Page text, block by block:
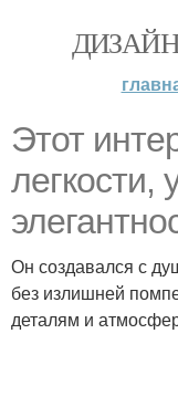
ДИЗАЙН
Этот
легкости,
Он создавался с
без излишней
деталям и